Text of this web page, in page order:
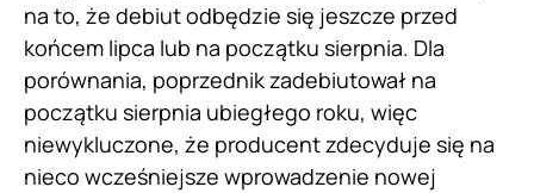
na to, że debiut odbędzie się jeszcze przed
końcem lipca lub na początku sierpnia. Dla
porównania, poprzednik zadebiutował na
początku sierpnia ubiegłego roku, więc
niewykluczone, że producent zdecyduje się na
nieco wcześniejsze wprowadzenie nowej